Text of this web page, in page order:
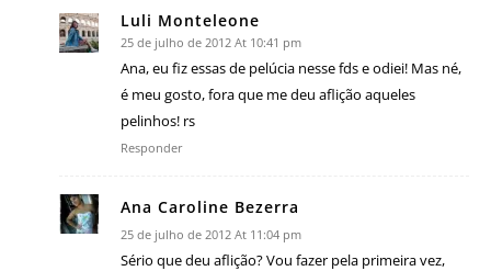
Luli Monteleone
25 de julho de 2012 At 10:41 pm
Ana, eu fiz essas de pelúcia nesse fds e odiei! Mas né,
é meu gosto, fora que me deu aflição aqueles
pelinhos! rs
Responder
Ana Caroline Bezerra
25 de julho de 2012 At 11:04 pm
Sério que deu aflição? Vou fazer pela primeira vez,